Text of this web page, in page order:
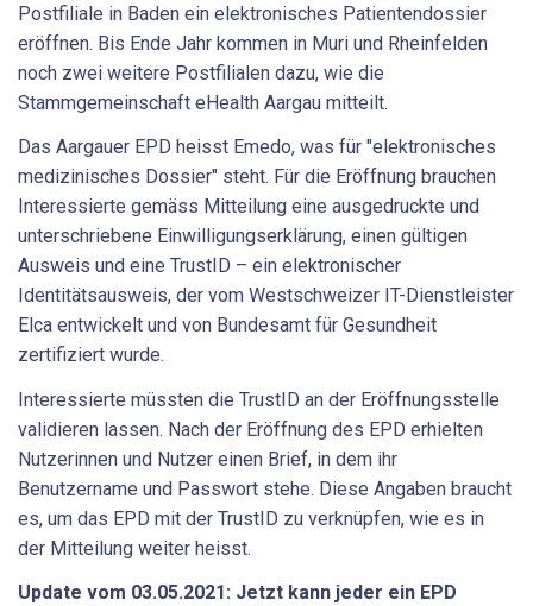
Postfiliale in Baden ein elektronisches Patientendossier
eröffnen. Bis Ende Jahr kommen in Muri und Rheinfelden
noch zwei weitere Postfilialen dazu, wie die
Stammgemeinschaft eHealth Aargau mitteilt.
Das Aargauer EPD heisst Emedo, was für "elektronisches
medizinisches Dossier" steht. Für die Eröffnung brauchen
Interessierte gemäss Mitteilung eine ausgedruckte und
unterschriebene Einwilligungserklärung, einen gültigen
Ausweis und eine TrustID – ein elektronischer
Identitätsausweis, der vom Westschweizer IT-Dienstleister
Elca entwickelt und von Bundesamt für Gesundheit
zertifiziert wurde.
Interessierte müssten die TrustID an der Eröffnungsstelle
validieren lassen. Nach der Eröffnung des EPD erhielten
Nutzerinnen und Nutzer einen Brief, in dem ihr
Benutzername und Passwort stehe. Diese Angaben braucht
es, um das EPD mit der TrustID zu verknüpfen, wie es in
der Mitteilung weiter heisst.
Update vom 03.05.2021: Jetzt kann jeder ein EPD